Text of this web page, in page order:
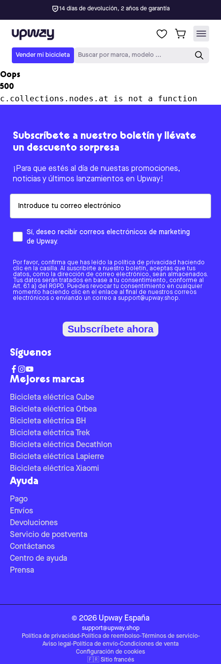
14 días de devolución, 2 años de garantía
Upway
Vender mi bicicleta Buscar por marca, modelo ...
Oops
500
c.collections.nodes.at is not a function
Mejores marcas
Bicicleta eléctrica Cube
Bicicleta eléctrica Orbea
Bicicleta eléctrica BH
Bicicleta eléctrica Trek
Bicicleta eléctrica Decathlon
Bicicleta eléctrica Lapierre
Bicicleta eléctrica Xiaomi
Ayuda
Pago
Envíos
Devoluciones
Servicio de postventa
Contáctanos
Centro de ayuda
Prensa
Subscríbete a nuestro boletín y llévate
un descuento sorpresa
¡Para que estés al día de nuestas promociones,
noticias y últimos lanzamientos en Upway!
Sí, deseo recibir correos electrónicos de marketing
de Upway.
Por favor, confirma que has leído la política de privacidad haciendo
clic en la casilla. Al suscribirte a nuestro boletín, aceptas que tus
datos, como la dirección de correo electrónico, sean almacenados.
Tus datos serán tratados en base a tu consentimiento, conforme al
Art. 6.1 a) del RGPD. Puedes revocar tu consentimiento en cualquier
momento haciendo clic en el enlace al final de nuestros correos
electrónicos o enviando un correo a support@upway.shop.
Subscríbete ahora
Síguenos
© 2026 Upway España
support@upway.shop
Política de privacidad-Política de reembolso-Términos de servicio-
Aviso legal -Política de envío-Condiciones de venta
Configuración de cookies
🇫🇷 Sitio francés